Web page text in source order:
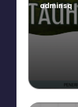
Posted
by
adminsq